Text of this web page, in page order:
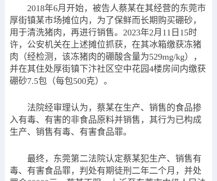
2018年6月开始，被告人蔡某在其经营的东莞市
厚街镇某市场摊位内，为了保鲜而长期购买硼砂，
用于清洗猪肉，再进行销售。2023年2月11日15时
许，公安机关在上述摊位抓获，在其冰箱缴获冻猪
肉（经检测，该冻猪肉的硼酸含量为529mg/kg），
并在其住处厚街镇下汴社区空中花园4楼房间内缴获
硼砂7.5包（每包500克）。
法院经审理认为，蔡某在生产、销售的食品掺
入有毒、有害的非食品原料并销售，其行为已构成
生产、销售有毒、有害食品罪。
最终，东莞第二法院认定蔡某犯生产、销售有
毒、有害食品罪，判处有期徒刑二年二个月，并处